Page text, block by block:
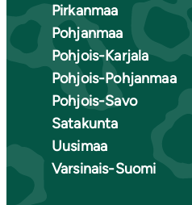
Pirkanmaa
Pohjanmaa
Pohjois-Karjala
Pohjois-Pohjanmaa
Pohjois-Savo
Satakunta
Uusimaa
Varsinais-Suomi